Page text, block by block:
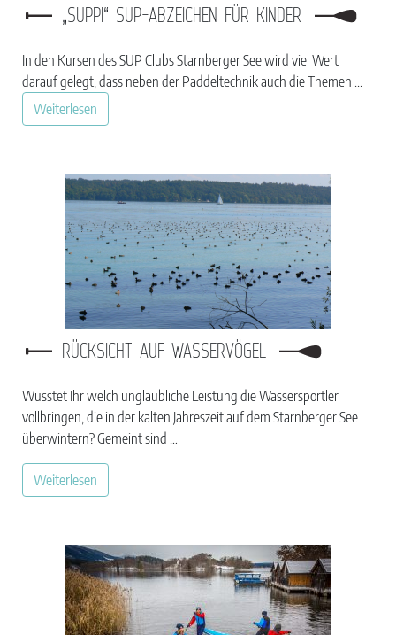
„SUPPI“ SUP-ABZEICHEN FÜR KINDER
In den Kursen des SUP Clubs Starnberger See wird viel Wert
darauf gelegt, dass neben der Paddeltechnik auch die Themen ...
Weiterlesen
RÜCKSICHT AUF WASSERVÖGEL
Wusstet Ihr welch unglaubliche Leistung die Wassersportler
vollbringen, die in der kalten Jahreszeit auf dem Starnberger See
überwintern? Gemeint sind …
Weiterlesen